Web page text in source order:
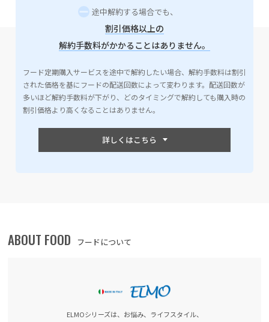
途中解約する場合でも、
割引価格以上の
解約手数料がかかることはありません。
フード定期購入サービスを途中で解約したい場合、解約手数料は割引
された価格を基にフードの配送回数によって変わります。配送回数が
多いほど解約手数料が下がり、どのタイミングで解約しても購入時の
割引価格より高くなることはありません。
ABOUT FOOD フードについて
ELMOシリーズは、お悩み、ライフスタイル、